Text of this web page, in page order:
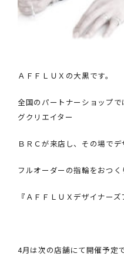
よくあるご質問
お問い合わせ
ＡＦＦＬＵＸの大黒です。
全国のパートナーショップ
グクリエイター
ＢＲＣが来店し、その場で
フルオーダーの指輪をおつく
『ＡＦＦＬＵＸデザイナーズ
4月は次の店舗にて開催予定で